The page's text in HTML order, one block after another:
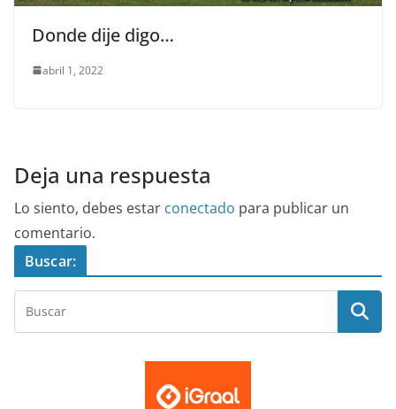
Donde dije digo…
abril 1, 2022
Deja una respuesta
Lo siento, debes estar conectado para publicar un
comentario.
Buscar: